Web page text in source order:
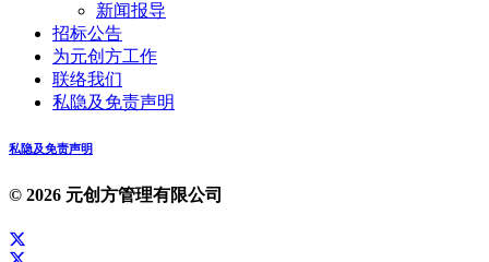
新闻报导
招标公告
为元创方工作
联络我们
私隐及免责声明
私隐及免责声明
© 2026 元创方管理有限公司